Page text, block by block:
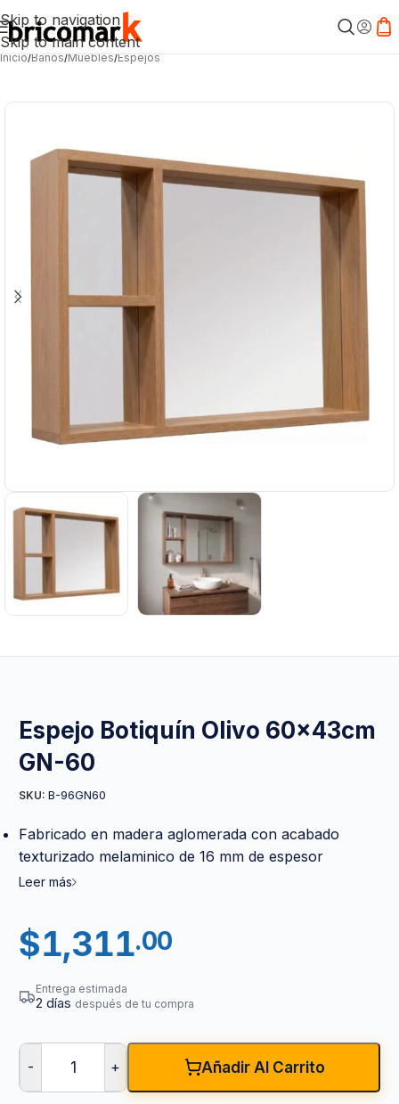
Skip to navigation
Skip to main content
Inicio/Baños/Muebles/Espejos
Espejo Botiquín Olivo 60x43cm
GN-60
SKU: B-96GN60
Fabricado en madera aglomerada con acabado
texturizado melaminico de 16 mm de espesor
Leer más
$1,311.00
Entrega estimada
2 días después de tu compra
- + Añadir Al Carrito